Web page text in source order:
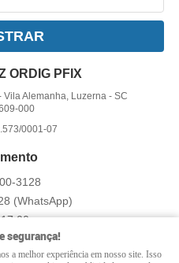
ORDIG PFIX
Vila Alemanha, Luzerna -SC
000
0001-07
3128
(WhatsApp)
segurança!
a melhor experiência em nosso site. Isso